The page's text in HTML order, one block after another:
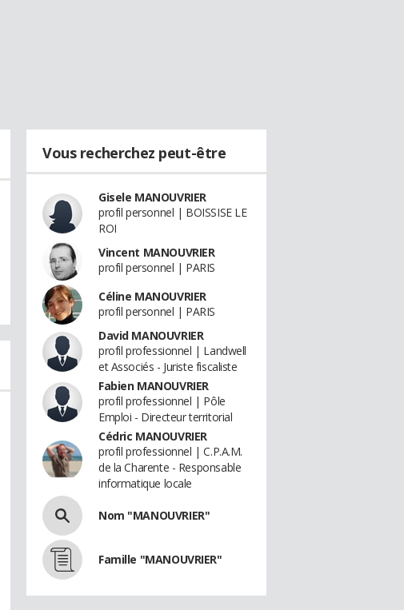
Vous recherchez peut-être
Gisele MANOUVRIER
profil personnel | BOISSISE LE
ROI
Vincent MANOUVRIER
profil personnel | PARIS
Céline MANOUVRIER
profil personnel | PARIS
David MANOUVRIER
profil professionnel | Landwell
et Associés - Juriste fiscaliste
Fabien MANOUVRIER
profil professionnel | Pôle
Emploi - Directeur territorial
Cédric MANOUVRIER
profil professionnel | C.P.A.M.
de la Charente - Responsable
informatique locale
Nom "MANOUVRIER"
Famille "MANOUVRIER"